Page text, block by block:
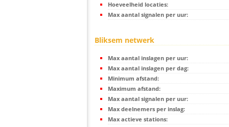
Hoeveelheid locaties:
Max aantal signalen per uur:
Bliksem netwerk
Max aantal inslagen per uur:
Max aantal inslagen per dag:
Minimum afstand:
Maximum afstand:
Max aantal signalen per uur:
Max deelnemers per inslag:
Max actieve stations: